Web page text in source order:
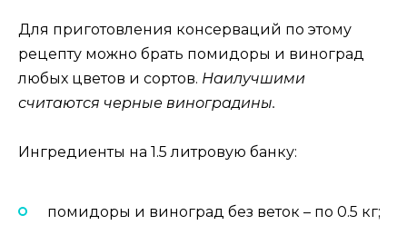
Для приготовления консерваций по этому
рецепту можно брать помидоры и виноград
любых цветов и сортов. Наилучшими
считаются черные виноградины.
Ингредиенты на 1.5 литровую банку:
помидоры и виноград без веток – по 0.5 кг;